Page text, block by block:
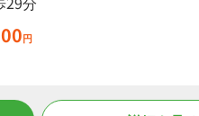
円